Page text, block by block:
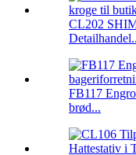
CL202
FB117
brød...